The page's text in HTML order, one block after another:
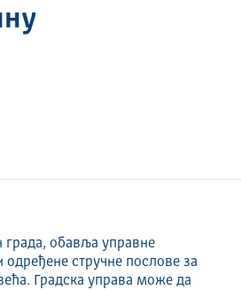
града, обавља управне
стручне послове за
Градска управа може да